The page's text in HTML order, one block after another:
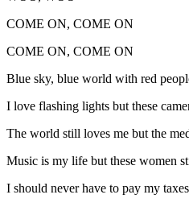
COME ON, COME ON
COME ON, COME ON
Blue sky, blue world with red
I love flashing lights but these
The world still loves me but the
Music is my life but these women
I should never have to pay my taxes